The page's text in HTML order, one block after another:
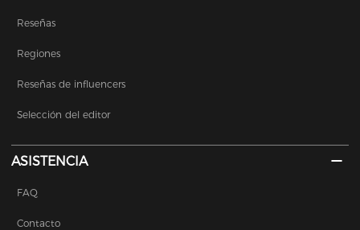
Reseñas
Regiones
Reseñas de influencers
Selección del editor
ASISTENCIA
FAQ
Contacto